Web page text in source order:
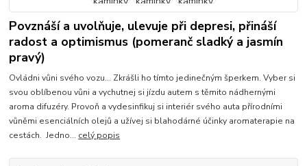
Povznáší a uvolňuje, ulevuje při depresi, přináší
radost a optimismus (pomeranč sladký a jasmín
pravý)
Ovládni vůni svého vozu... Zkrášli ho tímto jedinečným šperkem. Vyber si
svou oblíbenou vůni a vychutnej si jízdu autem s těmito nádhernými
aroma difuzéry. Provoň a vydesinfikuj si interiér svého auta přírodními
vůněmi esenciálních olejů a užívej si blahodárné účinky aromaterapie na
cestách. Jedno... celý popis